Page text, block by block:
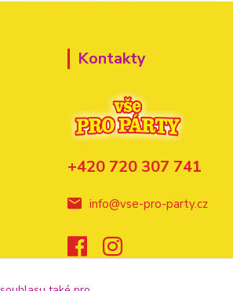
Kontakty
+420 720 307 741
info@vse-pro-party.cz